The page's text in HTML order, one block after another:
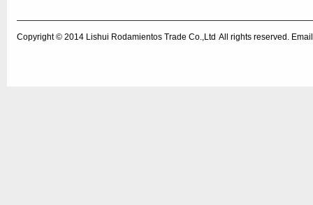
Copyright © 2014 Lishui Rodamientos Trade Co.,Ltd All rights reserved.